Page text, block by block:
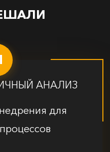
АНАЛИЗ
для